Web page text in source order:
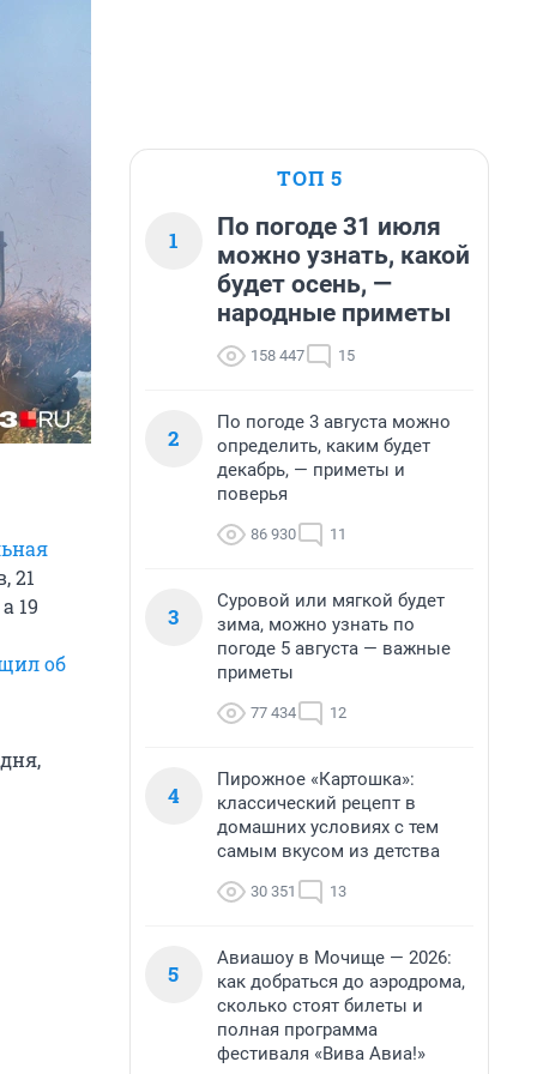
21
а 19
об
ТОП 5
1
По погоде 31 июля
можно узнать, какой
будет осень, —
народные приметы
158 447 15
2
По погоде 3 августа можно
определить, каким будет
декабрь, — приметы и
поверья
86 930 11
3
Суровой или мягкой будет
зима, можно узнать по
погоде 5 августа — важные
приметы
77 434 12
4
Пирожное «Картошка»:
классический рецепт в
домашних условиях с тем
самым вкусом из детства
30 351 13
5
Авиашоу в Мочище — 2026:
как добраться до аэродрома,
сколько стоят билеты и
полная программа
фестиваля «Вива Авиа!»